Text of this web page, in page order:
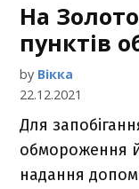
На
пунктів
by Вікка
22.12.2021
Для
обмороження
надання